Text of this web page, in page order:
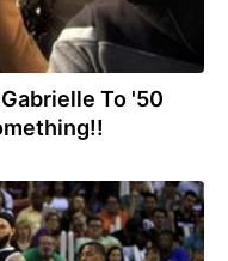
To '50